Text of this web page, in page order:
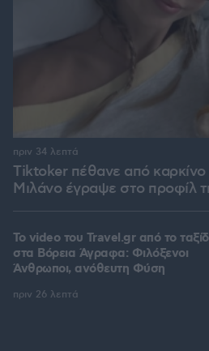
Tiktoker πέθανε από
Μιλάνο έγραψε στο προφίλ
πριν 34 λεπτά
To video του Travel.gr από το
στα Βόρεια Άγραφα: Φιλόξενοι
Άνθρωποι, ανόθευτη Φύση
πριν 26 λεπτά